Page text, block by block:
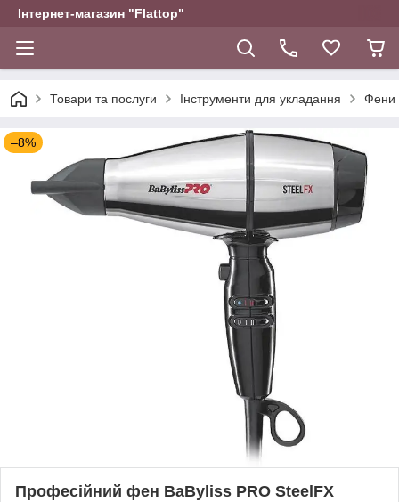
Інтернет-магазин "Flattop"
Товари та послуги Інструменти для укладання Фени
–8%
Професійний фен BaByliss PRO SteelFX